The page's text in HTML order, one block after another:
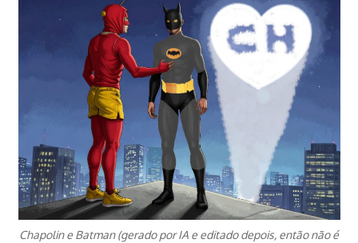
Chapolin e Batman (gerado por IA e editado depois, então não é